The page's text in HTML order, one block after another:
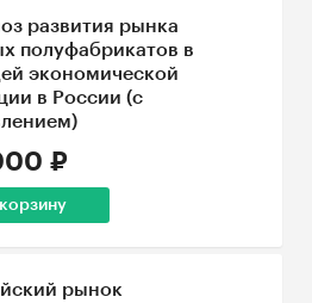
развития рынка
полуфабрикатов в
экономической
в России (с
₽
рынок